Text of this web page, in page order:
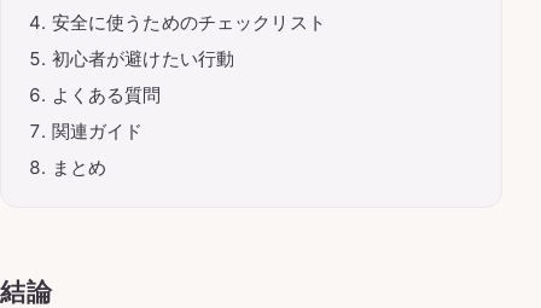
安全に使うためのチェックリスト
初心者が避けたい行動
よくある質問
関連ガイド
まとめ
結論